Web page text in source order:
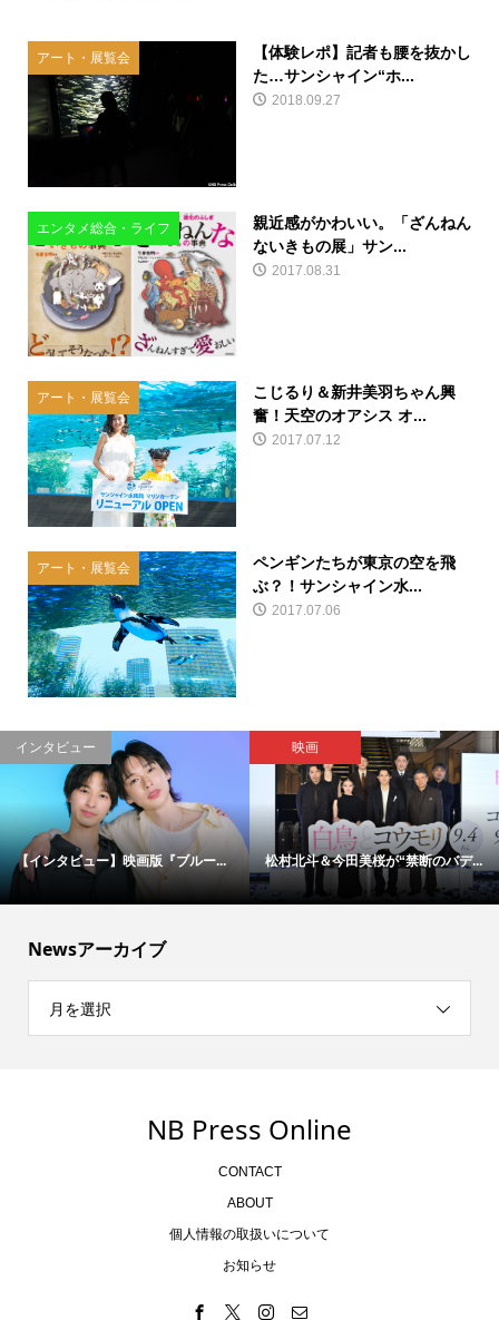
アート・展覧会
【体験レポ】記者も腰を抜かし
た…サンシャイン“ホ...
2018.09.27
エンタメ総合・ライフ
親近感がかわいい。「ざんねん
ないきもの展」サン...
2017.08.31
アート・展覧会
こじるり＆新井美羽ちゃん興
奮！天空のオアシス オ...
2017.07.12
アート・展覧会
ペンギンたちが東京の空を飛
ぶ？！サンシャイン水...
2017.07.06
インタビュー
【インタビュー】映画版『ブルー...
映画
松村北斗＆今田美桜が“禁断のバデ...
Newsアーカイブ
月を選択
NB Press Online
CONTACT
ABOUT
個人情報の取扱いについて
お知らせ